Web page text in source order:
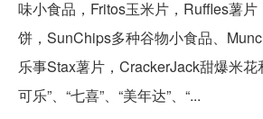
味小食品，Fritos玉米片，Ruffles薯
饼，SunChips多种谷物小食品、
乐事Stax薯片，CrackerJack甜爆米花
可乐”、“七喜”、“美年达”、“...